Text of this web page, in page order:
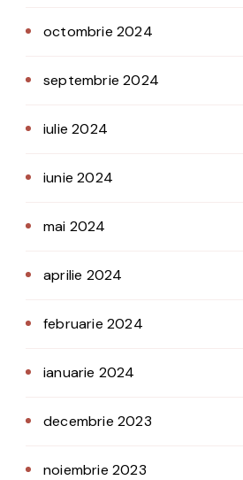
octombrie 2024
septembrie 2024
iulie 2024
iunie 2024
mai 2024
aprilie 2024
februarie 2024
ianuarie 2024
decembrie 2023
noiembrie 2023